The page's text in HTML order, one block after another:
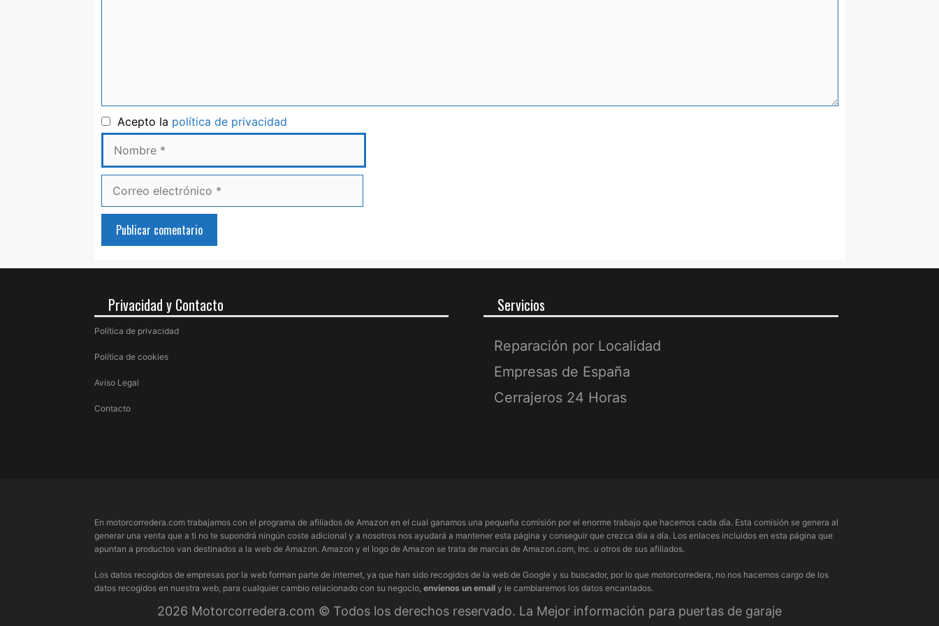
Acepto la política de privacidadNombre
electrónico
Privacidad y Contacto
Política de privacidad
Política de cookies
Aviso Legal
Contacto
Servicios
Reparación por Localidad
Empresas de España
Cerrajeros 24 Horas
En motorcorredera.com trabajamos con el programa de afiliados de Amazon en el cual ganamos una pequeña comisión por el enorme trabajo que hacemos cada día. Esta comisión se genera al
generar una venta que a ti no te supondrá ningún coste adicional y a nosotros nos ayudará a mantener esta página y conseguir que crezca día a día. Los enlaces incluidos en esta página que
apuntan a productos van destinados a la web de Amazon. Amazon y el logo de Amazon se trata de marcas de Amazon.com, Inc. u otros de sus afiliados.
Los datos recogidos de empresas por la web forman parte de internet, ya que han sido recogidos de la web de Google y su buscador, por lo que motorcorredera, no nos hacemos cargo de los
datos recogidos en nuestra web, para cualquier cambio relacionado con su negocio, envíenos un email y le cambiaremos los datos encantados.
2026 Motorcorredera.com © Todos los derechos reservado. La Mejor información para puertas de garaje